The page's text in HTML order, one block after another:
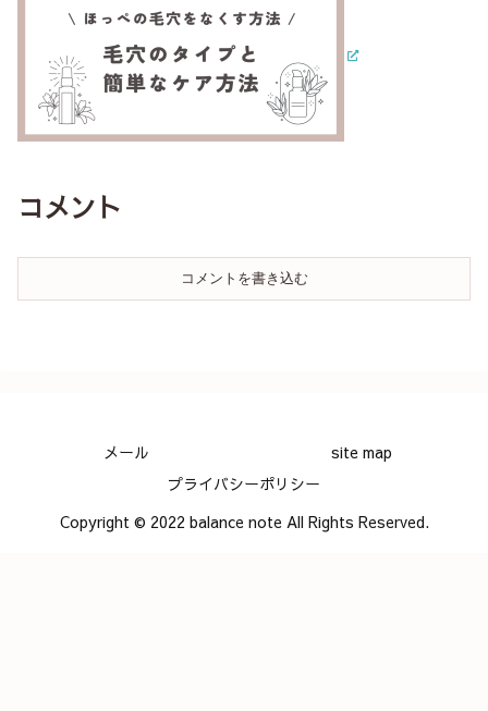
コメント
コメントを書き込む
メール
site map
プライバシーポリシー
Copyright © 2022 balance note All Rights Reserved.